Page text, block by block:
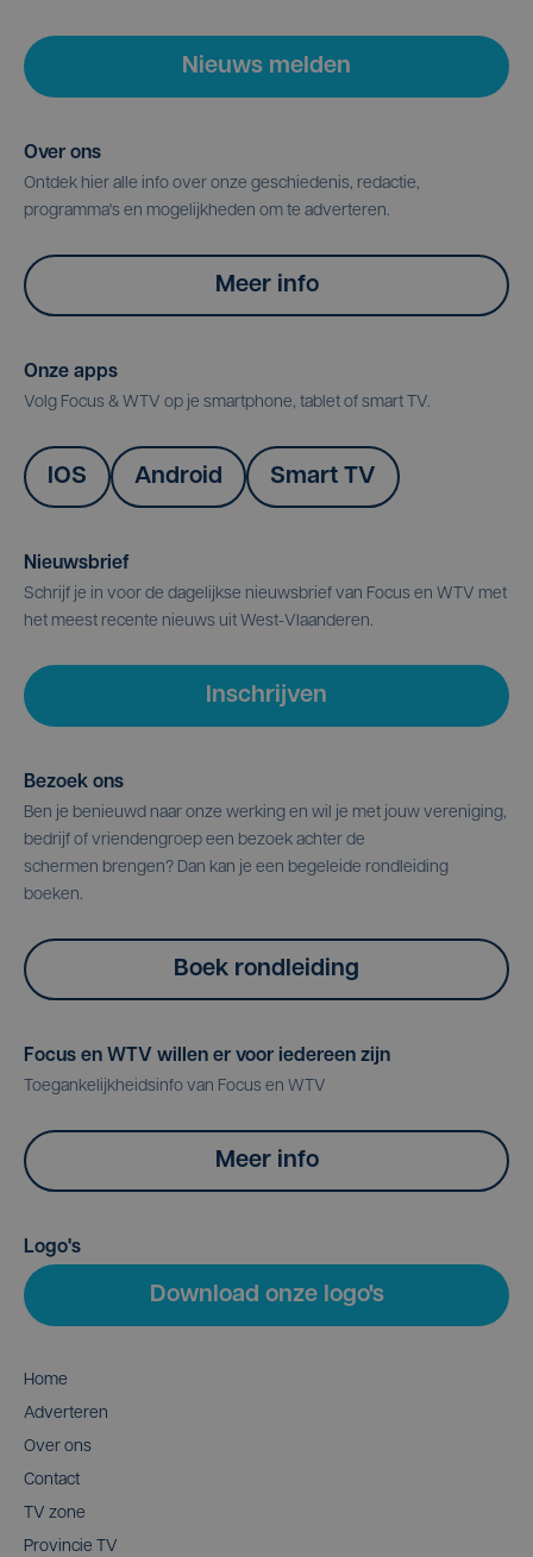
Nieuws melden
Over ons
Ontdek hier alle info over onze geschiedenis, redactie,
programma's en mogelijkheden om te adverteren.
Meer info
Onze apps
Volg Focus & WTV op je smartphone, tablet of smart TV.
IOS Android Smart TV
Nieuwsbrief
Schrijf je in voor de dagelijkse nieuwsbrief van Focus en WTV met
het meest recente nieuws uit West-Vlaanderen.
Inschrijven
Bezoek ons
Ben je benieuwd naar onze werking en wil je met jouw vereniging,
bedrijf of vriendengroep een bezoek achter de
schermen brengen? Dan kan je een begeleide rondleiding
boeken.
Boek rondleiding
Focus en WTV willen er voor iedereen zijn
Toegankelijkheidsinfo van Focus en WTV
Meer info
Logo's
Download onze logo's
Home
Adverteren
Over ons
Contact
TV zone
Provincie TV